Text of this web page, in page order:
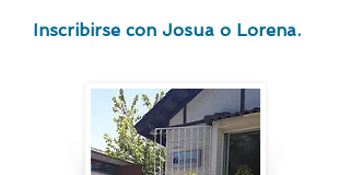
Inscribirse con Josua o Lorena.